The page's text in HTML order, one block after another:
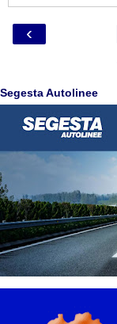
‹
Segesta Autolinee